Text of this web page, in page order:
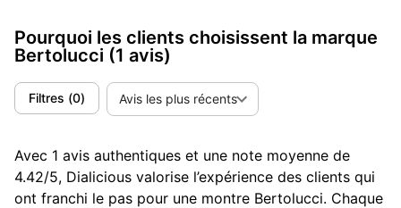
Pourquoi les clients choisissent la marque
Bertolucci (1 avis)
Filtres (0) Avis les plus récents
Avec 1 avis authentiques et une note moyenne de
4.42/5, Dialicious valorise l’expérience des clients qui
ont franchi le pas pour une montre Bertolucci. Chaque